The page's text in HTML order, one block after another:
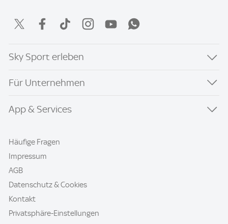
Sky Sport erleben
Für Unternehmen
App & Services
Häufige Fragen
Impressum
AGB
Datenschutz & Cookies
Kontakt
Privatsphäre-Einstellungen